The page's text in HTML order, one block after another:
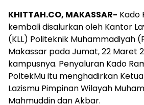
KHITTAH.CO, MAKASSAR- Kado
kembali disalurkan oleh Kantor
(KLL) Politeknik Muhammadiyah
Makassar pada Jumat, 22 Maret
kampusnya. Penyaluran Kado
PoltekMu itu menghadirkan
Lazismu Pimpinan Wilayah
Mahmuddin dan Akbar.